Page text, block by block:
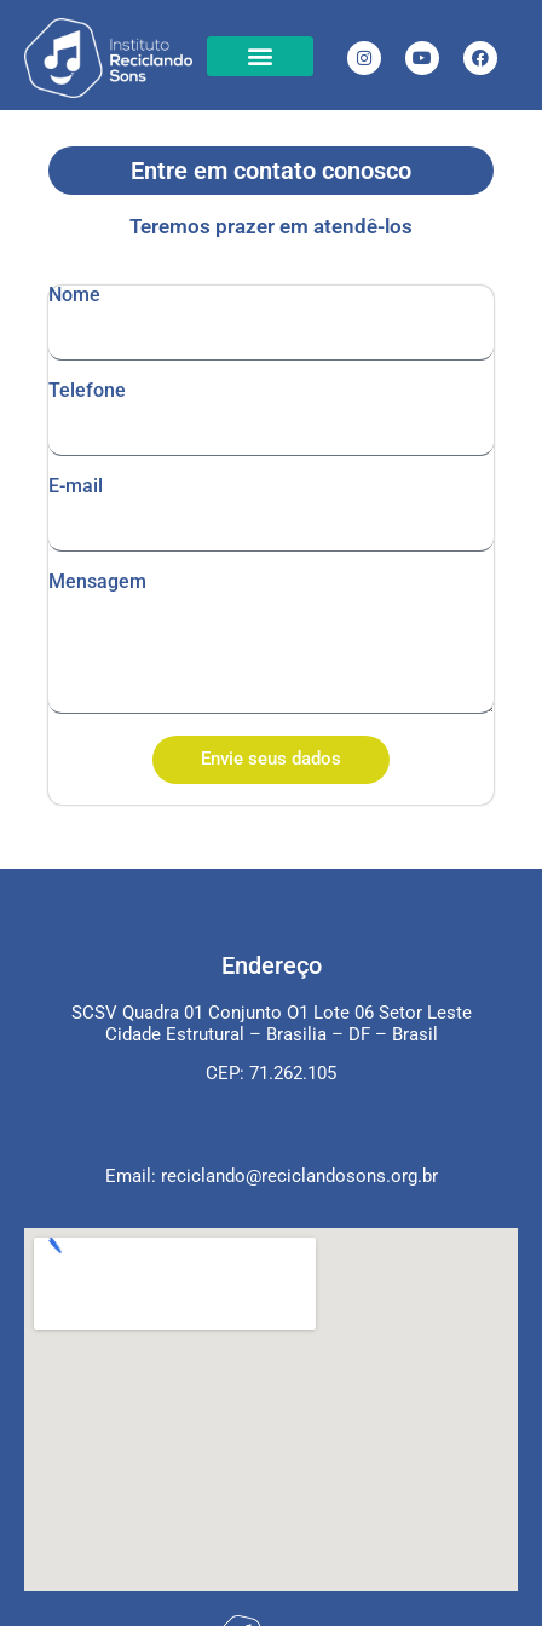
Entre em contato conosco
Teremos prazer em atendê-los
Nome
Telefone
E-mail
Mensagem
Envie seus dados
Endereço
SCSV Quadra 01 Conjunto O1 Lote 06 Setor Leste
Cidade Estrutural – Brasilia – DF – Brasil
CEP: 71.262.105
Email: reciclando@reciclandosons.org.br